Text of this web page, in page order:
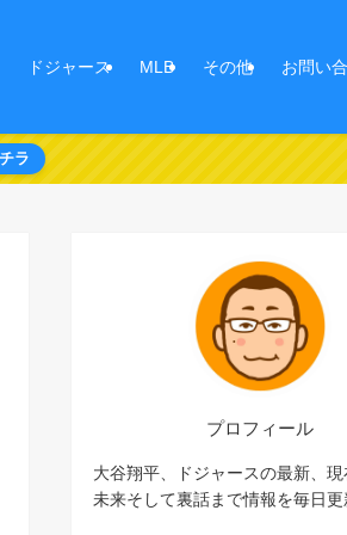
ドジャース MLB その他 お問い
ラ
プロフィール
大谷翔平、ドジャースの最新、現
未来そして裏話まで情報を毎日更